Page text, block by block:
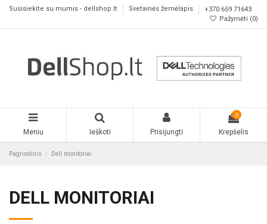
Susisiekite su mumis - dellshop.lt Svetainės žemėlapis
+370 659 71643
Pažymėti (0)
Meniu Ieškoti Prisijungti
0
Krepšelis
Pagrindinis Dell monitoriai
DELL MONITORIAI